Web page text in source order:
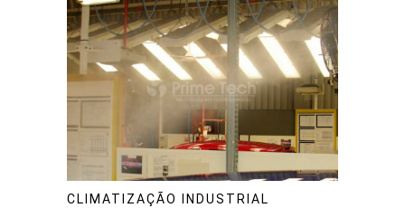
CLIMATIZAÇÃO INDUSTRIAL